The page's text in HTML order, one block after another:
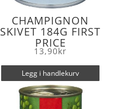
CHAMPIGNON
SKIVET 184G FIRST
PRICE
13,90kr
Legg i handlekurv